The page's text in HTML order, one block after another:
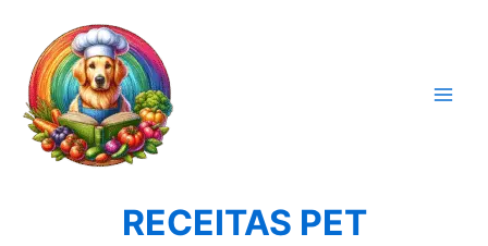
conteúdo
RECEITAS PET